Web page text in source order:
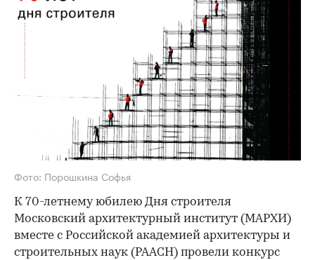
Фото: Порошкина Софья
К 70-летнему юбилею Дня строителя
Московский архитектурный институт (МАРХИ)
вместе с Российской академией архитектуры и
строительных наук (РААСН) провели конкурс